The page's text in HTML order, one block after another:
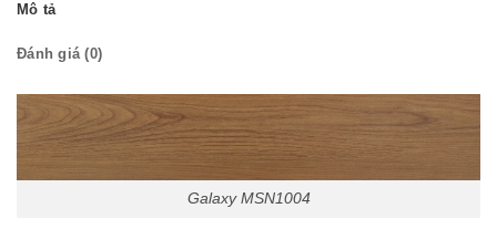
Mô tả
Đánh giá (0)
Galaxy MSN1004